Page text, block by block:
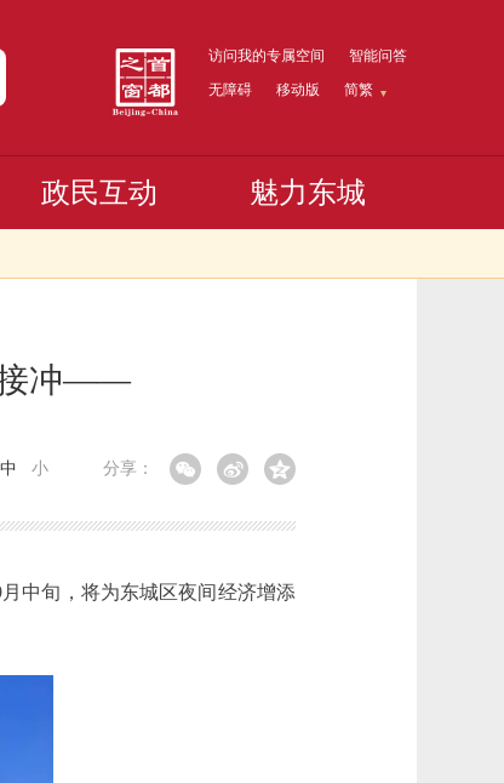
访问我的专属空间
智能问答
无障碍
移动版 简繁
政民互动 魅力东城
接冲——
分享：
中 小
中旬，将为东城区夜间经济增添